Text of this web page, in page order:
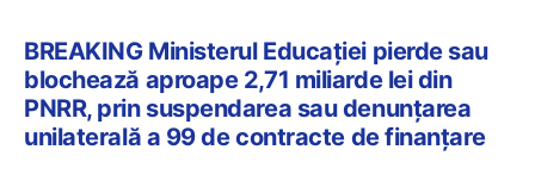
BREAKING Ministerul Educației pierde sau
blochează aproape 2,71 miliarde lei din
PNRR, prin suspendarea sau denunțarea
unilaterală a 99 de contracte de finanțare